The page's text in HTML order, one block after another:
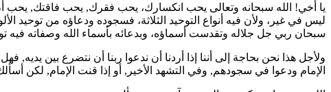
يا أخي! الله سبحانه وتعالى يحب انكسارك، يحب فقرك, يحب فاقتك, يحب
ليس في غير، ولأن فيه أنواع التوحيد الثلاثة، فسجوده ودعاؤه من توحيد
سبحان ربي جل جلاله وتقدست أسماؤه، وبدعائه بأسماء الله وصفاته فيه
ولأجل هذا نحن بحاجة إلى أننا إذا أردنا أن ندعوا ربنا أن نتضرع بين
الإمام ودعوا في سجودهم, وفي التشهد الأخير, أو إذا قنت الإمام, لكن